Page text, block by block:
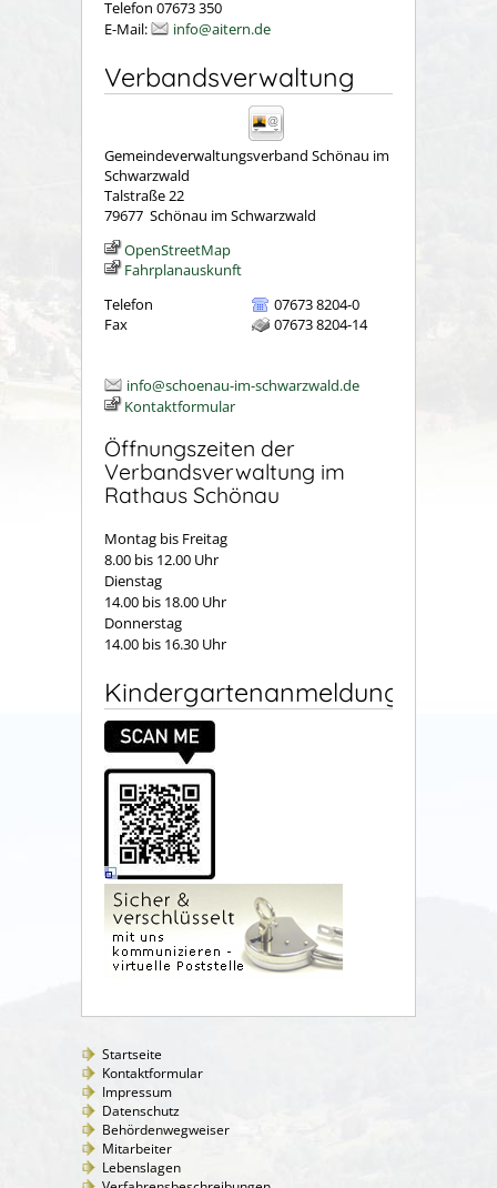
Telefon 07673 350
E-Mail:
info@aitern.de
Verbandsverwaltung
Gemeindeverwaltungsverband Schönau im
Schwarzwald
Talstraße 22
79677 Schönau im Schwarzwald
OpenStreetMap
Fahrplanauskunft
Telefon
07673 8204-0
Fax
07673 8204-14
info@schoenau-im-schwarzwald.de
Kontaktformular
Öffnungszeiten der
Verbandsverwaltung im
Rathaus Schönau
Montag bis Freitag
8.00 bis 12.00 Uhr
Dienstag
14.00 bis 18.00 Uhr
Donnerstag
14.00 bis 16.30 Uhr
Kindergartenanmeldung
Startseite
Kontaktformular
Impressum
Datenschutz
Behördenwegweiser
Mitarbeiter
Lebenslagen